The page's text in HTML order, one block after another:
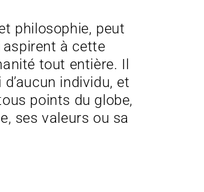
philosophie, peut
à cette
tout entière. Il
individu, et
points du globe,
ses valeurs ou sa